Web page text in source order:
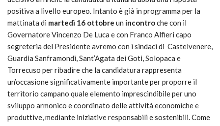
positiva a livello europeo. Intanto è già in programma per la
mattinata di martedì 16 ottobre un incontroche con il
Governatore Vincenzo De Luca e con Franco Alfieri capo
segreteria del Presidente avremo con i sindaci di Castelvenere,
Guardia Sanframondi, Sant’Agata dei Goti, Solopaca e
Torrecuso per ribadire che la candidatura rappresenta
un’occasione significativamente importante per proporre il
territorio campano quale elemento imprescindibile per uno
sviluppo armonico e coordinato delle attività economiche e
produttive, mediante iniziative responsabili e sostenibili. Come